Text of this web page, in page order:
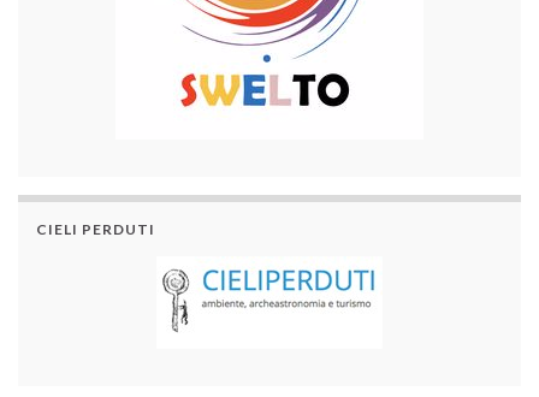
CIELI PERDUTI